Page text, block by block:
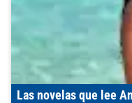
Las novelas que lee